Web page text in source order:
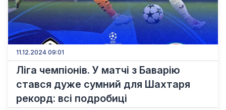
11.12.2024 09:01
Ліга чемпіонів. У матчі з Баварію
стався дуже сумний для Шахтаря
рекорд: всі подробиці